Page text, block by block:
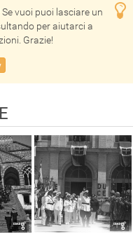
vuoi puoi lasciare un
per aiutarci a
Grazie!